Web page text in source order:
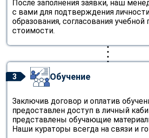
После заполнения заявки, наш
с вами для подтверждения
образования, согласования
стоимости.
3 Обучение
Заключив договор и оплатив
предоставлен доступ в личный
представлены обучающие
Наши кураторы всегда на связи и